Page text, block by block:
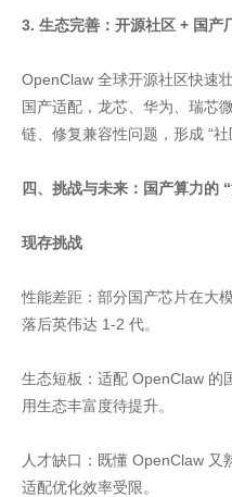
3. 生态完善：开源社区 + 国产
OpenClaw 全球开源社区快速
国产适配，龙芯、华为、瑞芯
链、修复兼容性问题，形成 “
四、挑战与未来：国产算力的
现存挑战
性能差距：部分国产芯片在大
落后英伟达 1-2 代。
生态短板：适配 OpenClaw 的
用生态丰富度待提升。
人才缺口：既懂 OpenClaw 又
适配优化效率受限。